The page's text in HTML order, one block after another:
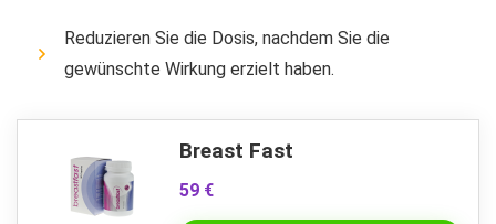
Reduzieren Sie die Dosis, nachdem Sie die
gewünschte Wirkung erzielt haben.
Breast Fast
59 €